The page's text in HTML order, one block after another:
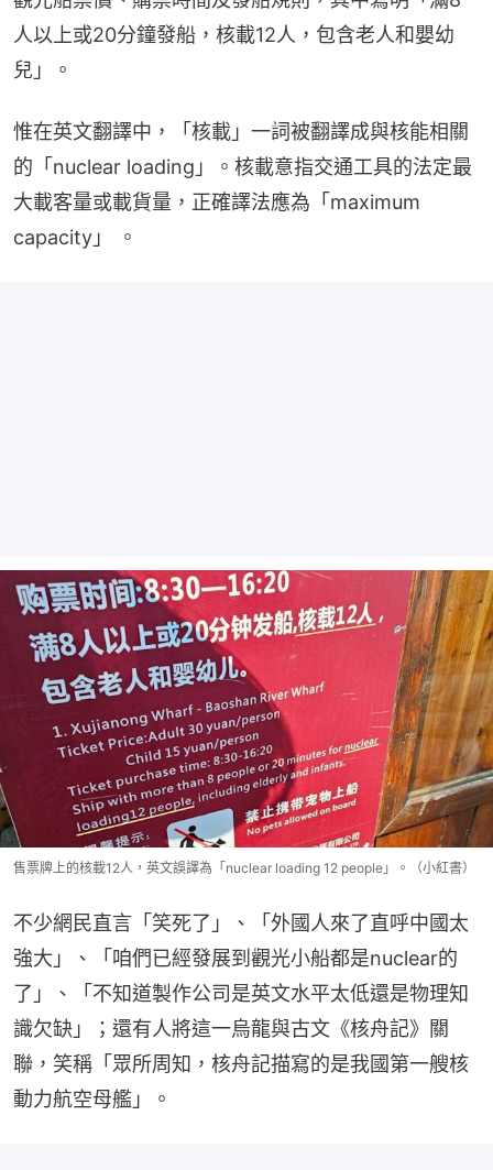
人以上或20分鐘發船，核載12人，包含老人和嬰幼
兒」。
惟在英文翻譯中，「核載」一詞被翻譯成與核能相關
的「nuclear loading」。核載意指交通工具的法定最
大載客量或載貨量，正確譯法應為「maximum
capacity」 。
售票牌上的核載12人，英文誤譯為「nuclear loading 12 people」。（小紅書）
不少網民直言「笑死了」、「外國人來了直呼中國太
強大」、「咱們已經發展到觀光小船都是nuclear的
了」、「不知道製作公司是英文水平太低還是物理知
識欠缺」；還有人將這一烏龍與古文《核舟記》關
聯，笑稱「眾所周知，核舟記描寫的是我國第一艘核
動力航空母艦」。